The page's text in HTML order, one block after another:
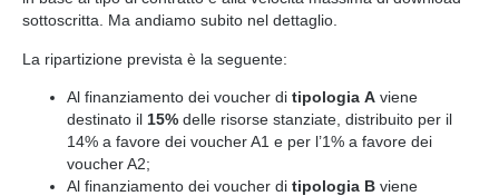
sottoscritta. Ma andiamo subito nel dettaglio.
La ripartizione prevista è la seguente:
Al finanziamento dei voucher di tipologia A viene
destinato il 15% delle risorse stanziate, distribuito per il
14% a favore dei voucher A1 e per l’1% a favore dei
voucher A2;
Al finanziamento dei voucher di tipologia B viene